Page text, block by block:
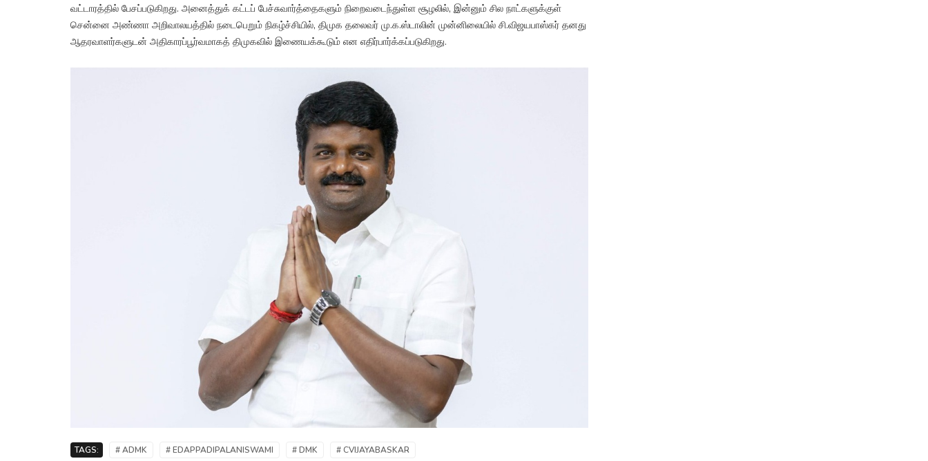
வட்டாரத்தில் பேசப்படுகிறது. அனைத்துக் கட்டப் பேச்சுவார்த்தைகளும் நிறைவடைந்துள்ள சூழலில், இன்னும் சில நாட்களுக்குள்
சென்னை அண்ணா அறிவாலயத்தில் நடைபெறும் நிகழ்ச்சியில், திமுக தலைவர் மு.க.ஸ்டாலின் முன்னிலையில் சி.விஜயபாஸ்கர் தனது
ஆதரவாளர்களுடன் அதிகாரப்பூர்வமாகத் திமுகவில் இணையக்கூடும் என எதிர்பார்க்கப்படுகிறது.
TAGS: # ADMK # EDAPPADIPALANISWAMI # DMK # CVIJAYABASKAR